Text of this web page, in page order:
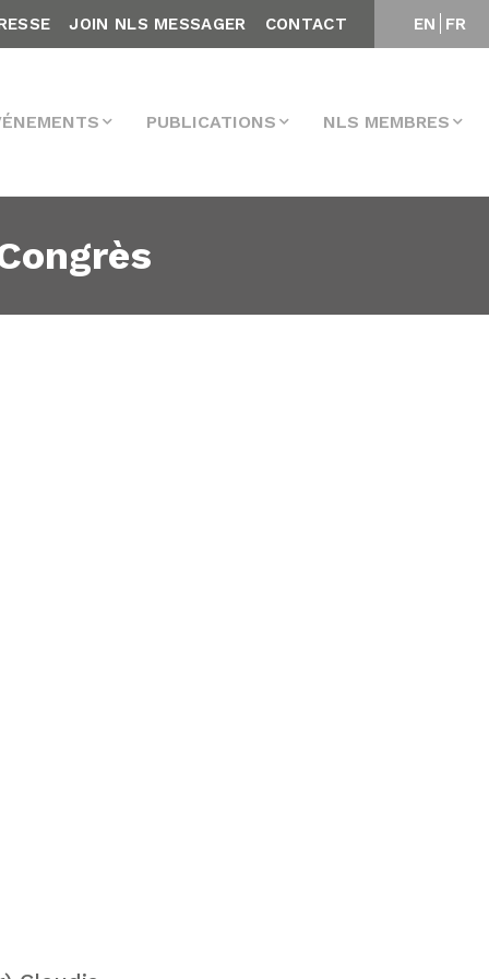
EN FR
JOIN NLS MESSAGER CONTACT
PUBLICATIONS NLS MEMBRES